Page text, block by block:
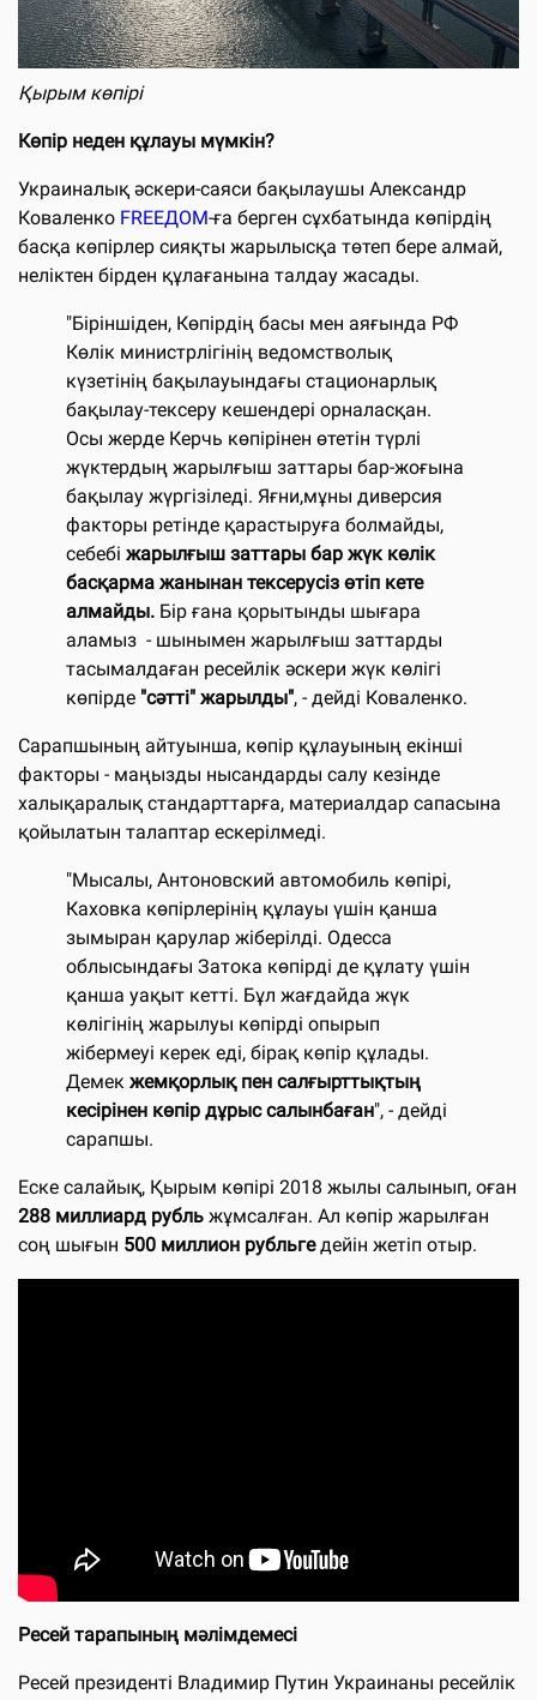
Қырым көпірі
Көпір неден құлауы мүмкін?
Украиналық әскери-саяси бақылаушы Александр
Коваленко FREEДОМ-ға берген сұхбатында көпірдің
басқа көпірлер сияқты жарылысқа төтеп бере алмай,
неліктен бірден құлағанына талдау жасады.
"Біріншіден, Көпірдің басы мен аяғында РФ
Көлік министрлігінің ведомстволық
күзетінің бақылауындағы стационарлық
бақылау-тексеру кешендері орналасқан.
Осы жерде Керчь көпірінен өтетін түрлі
жүктердың жарылғыш заттары бар-жоғына
бақылау жүргізіледі. Яғни,мұны диверсия
факторы ретінде қарастыруға болмайды,
себебі жарылғыш заттары бар жүк көлік
басқарма жанынан тексерусіз өтіп кете
алмайды. Бір ғана қорытынды шығара
аламыз - шынымен жарылғыш заттарды
тасымалдаған ресейлік әскери жүк көлігі
көпірде "сәтті" жарылды", - дейді Коваленко.
Сарапшының айтуынша, көпір құлауының екінші
факторы - маңызды нысандарды салу кезінде
халықаралық стандарттарға, материалдар сапасына
қойылатын талаптар ескерілмеді.
"Мысалы, Антоновский автомобиль көпірі,
Каховка көпірлерінің құлауы үшін қанша
зымыран қарулар жіберілді. Одесса
облысындағы Затока көпірді де құлату үшін
қанша уақыт кетті. Бұл жағдайда жүк
көлігінің жарылуы көпірді опырып
жібермеуі керек еді, бірақ көпір құлады.
Демек жемқорлық пен салғырттықтың
кесірінен көпір дұрыс салынбаған", - дейді
сарапшы.
Еске салайық, Қырым көпірі 2018 жылы салынып, оған
288 миллиард рубль жұмсалған. Ал көпір жарылған
соң шығын 500 миллион рубльгедейін жетіп отыр.
Ресей тарапының мәлімдемесі
Ресей президенті Владимир Путин Украинаны ресейлік